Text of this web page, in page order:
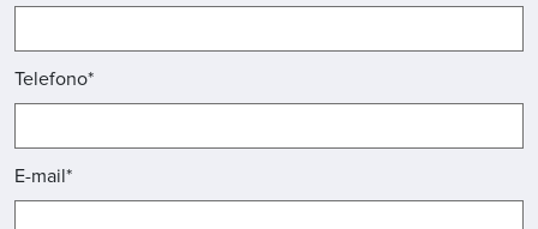
Telefono*
E-mail*